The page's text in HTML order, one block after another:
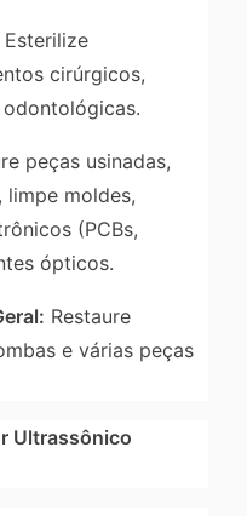
Esterilize
cirúrgicos,
peças usinadas,
moldes,
(PCBs,
ópticos.
Restaure
e várias peças
Ultrassônico